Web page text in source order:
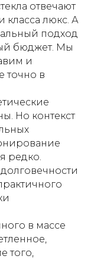
отвечают
люкс. А
подход
бюджет. Мы
и
точно в
Но контекст
редко.
в массе
того,